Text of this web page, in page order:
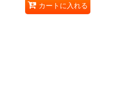
カートに入れる